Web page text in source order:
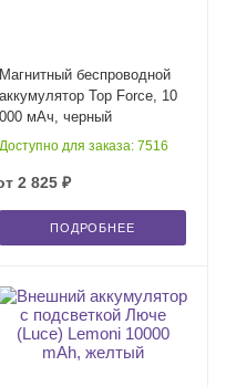
Магнитный беспроводной
аккумулятор Top Force, 10
000 мАч, черный
Доступно для заказа: 7516
2 825 ₽
ПОДРОБНЕЕ